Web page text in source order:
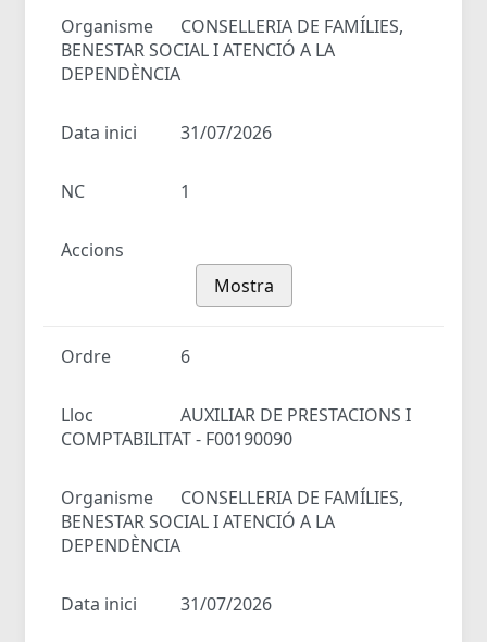
Organisme
CONSELLERIA DE FAMÍLIES,
BENESTAR SOCIAL I ATENCIÓ A LA
DEPENDÈNCIA
Data inici 31/07/2026
NC 1
Accions
Mostra
Ordre 6
Lloc
AUXILIAR DE PRESTACIONS I
COMPTABILITAT - F00190090
Organisme
CONSELLERIA DE FAMÍLIES,
BENESTAR SOCIAL I ATENCIÓ A LA
DEPENDÈNCIA
Data inici 31/07/2026